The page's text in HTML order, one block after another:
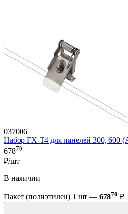
037006
Набор FX-T4 для панелей 300, 600
67870
₽/шт
В наличии
Пакет (полиэтилен) 1 шт — 67870 ₽